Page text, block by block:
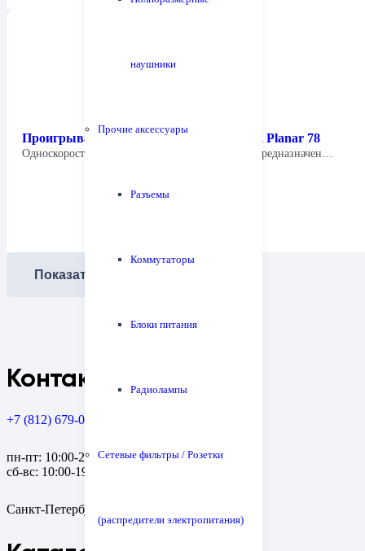
наушники
Прочие аксессуары
Разъемы
Коммутаторы
Блоки питания
Радиолампы
Сетевые фильтры / Розетки
(распредители электропитания)
Проигрыватель виниловых дисков Rega Planar 78
Односкоростной проигрыватель Rtga Planar 78 предназначен…
Показать еще
Контакты
+7 (812) 679-08-79
пн-пт: 10:00-20:00
сб-вс: 10:00-19:00
Санкт-Петербург, пр. Медиков, 10к1